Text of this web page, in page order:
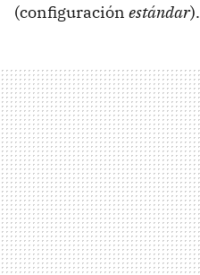
(configuración estándar).